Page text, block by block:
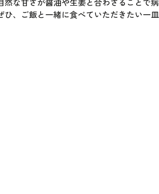
ひ、ご飯と一緒に食べていただきたい一皿